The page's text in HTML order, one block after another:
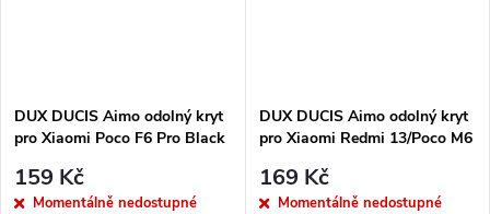
DUX DUCIS Aimo odolný kryt
pro Xiaomi Poco F6 Pro Black
159 Kč
Momentálně nedostupné
DUX DUCIS Aimo odolný kryt
pro Xiaomi Redmi 13/Poco M6
169 Kč
Momentálně nedostupné